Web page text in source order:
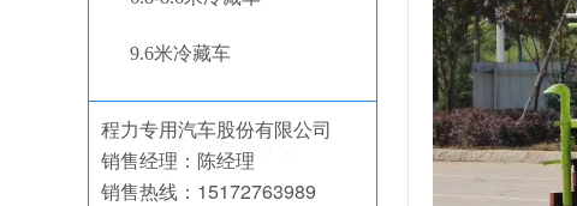
9.6米冷藏车
联系方式
程力专用汽车股份有限公司
销售经理：陈经理
销售热线：15172763989